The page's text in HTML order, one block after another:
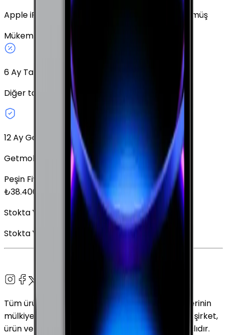
Apple iPad Pro 11" (3. Nesil) 512 GB 11" Cellular Gümüş
Mükemmel
Gümüş
6Ay Taksit Seçeneği
Diğer taksit seçeneklerini keşfedin.
12 Ay Garanti
Getmobil Garantisi
Peşin Fiyatına
x6.400,00TL
₺38.400
Stokta Yok
Stokta Yok
Tüm ürün adları, logolar ve markalar ilgili sahiplerinin
mülkiyetindedir. Bu web sitesinde kullanılan tüm şirket,
ürün ve hizmet adları yalnızca tanımlama amaçlıdır.